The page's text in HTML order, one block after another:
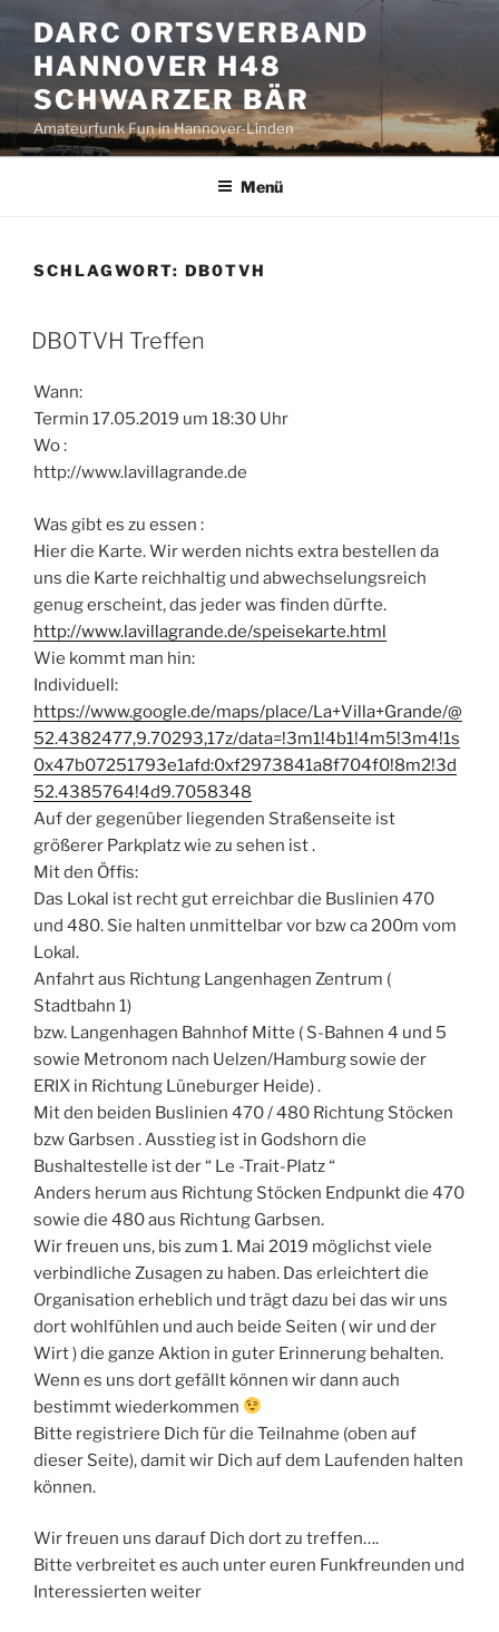
Inhalt
springen
DARC ORTSVERBAND
HANNOVER H48
SCHWARZER BÄR
Amateurfunk Fun in Hannover-Linden
Menü
SCHLAGWORT: DB0TVH
DB0TVH Treffen
Wann:
Termin 17.05.2019 um 18:30 Uhr
Wo :
http://www.lavillagrande.de
Was gibt es zu essen :
Hier die Karte. Wir werden nichts extra bestellen da
uns die Karte reichhaltig und abwechselungsreich
genug erscheint, das jeder was finden dürfte.
http://www.lavillagrande.de/speisekarte.html
Wie kommt man hin:
Individuell:
https://www.google.de/maps/place/La+Villa+Grande/@
52.4382477,9.70293,17z/data=!3m1!4b1!4m5!3m4!1s
0x47b07251793e1afd:0xf2973841a8f704f0!8m2!3d
52.4385764!4d9.7058348
Auf der gegenüber liegenden Straßenseite ist
größerer Parkplatz wie zu sehen ist .
Mit den Öffis:
Das Lokal ist recht gut erreichbar die Buslinien 470
und 480. Sie halten unmittelbar vor bzw ca 200m vom
Lokal.
Anfahrt aus Richtung Langenhagen Zentrum (
Stadtbahn 1)
bzw. Langenhagen Bahnhof Mitte ( S-Bahnen 4 und 5
sowie Metronom nach Uelzen/Hamburg sowie der
ERIX in Richtung Lüneburger Heide) .
Mit den beiden Buslinien 470 / 480 Richtung Stöcken
bzw Garbsen . Ausstieg ist in Godshorn die
Bushaltestelle ist der “ Le -Trait-Platz “
Anders herum aus Richtung Stöcken Endpunkt die 470
sowie die 480 aus Richtung Garbsen.
Wir freuen uns, bis zum 1. Mai 2019 möglichst viele
verbindliche Zusagen zu haben. Das erleichtert die
Organisation erheblich und trägt dazu bei das wir uns
dort wohlfühlen und auch beide Seiten ( wir und der
Wirt ) die ganze Aktion in guter Erinnerung behalten.
Wenn es uns dort gefällt können wir dann auch
bestimmt wiederkommen
Bitte registriere Dich für die Teilnahme (oben auf
dieser Seite), damit wir Dich auf dem Laufenden halten
können.
Wir freuen uns darauf Dich dort zu treffen….
Bitte verbreitet es auch unter euren Funkfreunden und
Interessierten weiter